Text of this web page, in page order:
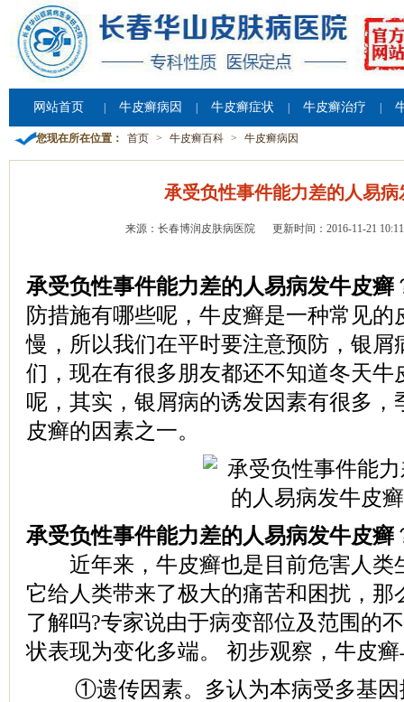
网站首页 牛皮癣病因 牛皮癣症状 牛皮癣治疗
您现在所在位置： 首页 > 牛皮癣百科 > 牛皮癣病因
承受负性事件能力差的人易病
来源：长春博润皮肤病医院 更新时间：2016-11-21
承受负性事件能力差的人易病发牛皮癣
防措施有哪些呢，牛皮癣是一种常见的
慢，所以我们在平时要注意预防，银屑
们，现在有很多朋友都还不知道冬天牛
呢，其实，银屑病的诱发因素有很多，
皮癣的因素之一。
承受负性事件能力差的人易病发牛皮癣
近年来，牛皮癣也是目前危害人类
它给人类带来了极大的痛苦和困扰，那
了解吗?专家说由于病变部位及范围的
状表现为变化多端。 初步观察，牛皮
①遗传因素。多认为本病受多基因